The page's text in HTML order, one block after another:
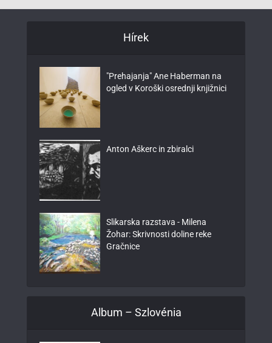
Hírek
"Prehajanja" Ane Haberman na
ogled v Koroški osrednji knjižnici
Anton Aškerc in zbiralci
Slikarska razstava - Milena
Žohar: Skrivnosti doline reke
Gračnice
Album – Szlovénia